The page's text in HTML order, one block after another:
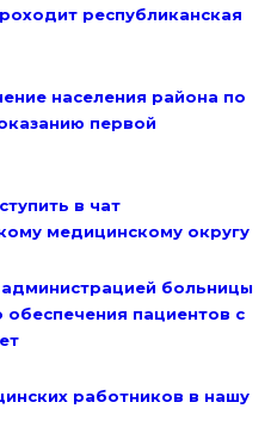
республиканская
населения района по
первой
в чат
медицинскому округу
больницы
пациентов с
работников в нашу